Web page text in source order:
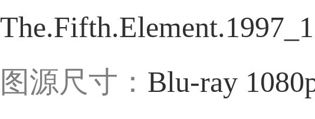
图源尺寸： Blu-ray